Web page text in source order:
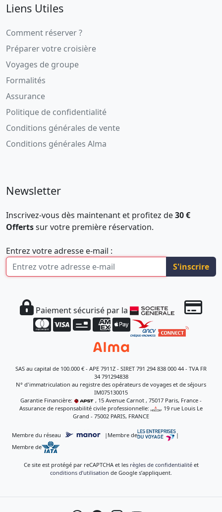
Liens Utiles
Comment réserver ?
Préparer votre croisière
Voyages de groupe
Formalités
Assurance
Politique de confidentialité
Conditions générales de vente
Conditions générales Alma
Newsletter
Inscrivez-vous dès maintenant et profitez de30 €
Offertssur votre première réservation.
Entrez votre adresse e-mail :
S'inscrire
Paiement sécurisé par la
SAS au capital de 100.000 € - APE 7911Z - SIRET 791 294 838 000 44 - TVA FR
34 791294838
N° d'immatriculation au registre des opérateurs de voyages et de séjours
IM075130015
Garantie Financière:
, 15 Avenue Carnot , 75017 Paris, France -
Assurance de responsabilité civile professionnelle:
, 19 rue Louis Le
Grand - 75002 PARIS, FRANCE
Membre du réseau | Membre de
|
Membre de
Ce site est protégé par reCAPTCHA et les règles de confidentialitéet
conditions d’utilisation de Google s’appliquent.